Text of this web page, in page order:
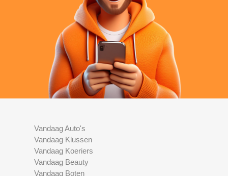
Vandaag Auto's
Vandaag Klussen
Vandaag Koeriers
Vandaag Beauty
Vandaag Boten